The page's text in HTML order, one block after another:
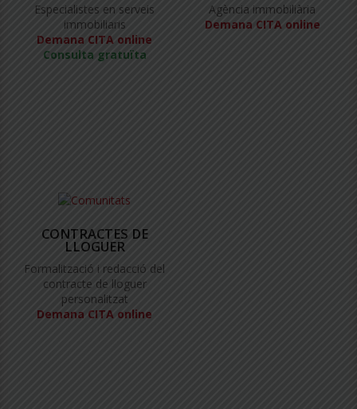
Especialistes en serveis
immobiliaris
Demana CITA online
Consulta gratuïta
Agència immobiliària
Demana CITA online
CONTRACTES DE
LLOGUER
Formalització i redacció del
contracte de lloguer
personalitzat
Demana CITA online